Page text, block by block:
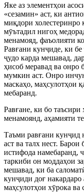
Яке аз элементҳои
«сезамин» аст, ки
миқдори
мӯътадил нигоҳ
менамояд, фаъолияти
Равғани кунҷиде, ки
ҷудо карда мешавад,
ҳисоб меравад ва онро
мумкин аст. Онро
маскаҳо, маҳсулотҳои
мебаранд.
Равғане, ки бо
менамоянд, аҳамияти
Таъми равғани кунҷид
аст ва талх нест.
истифода намебаранд,
таркиби он моддаҳои
мешавад, ки ба
кунҷиди доғ накардаро
маҳсулотҳои хӯрока ва